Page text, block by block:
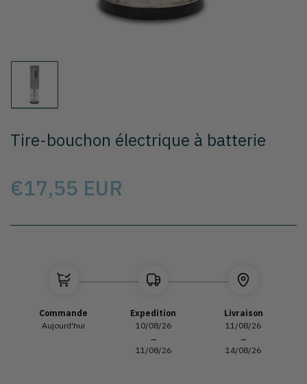
Chargement
de
1
Tire-bouchon électrique à batterie
Prix
€17,55 EUR
Commande
Aujourd'hui
Expedition
10/08/26
→
11/08/26
Livraison
11/08/26
→
14/08/26